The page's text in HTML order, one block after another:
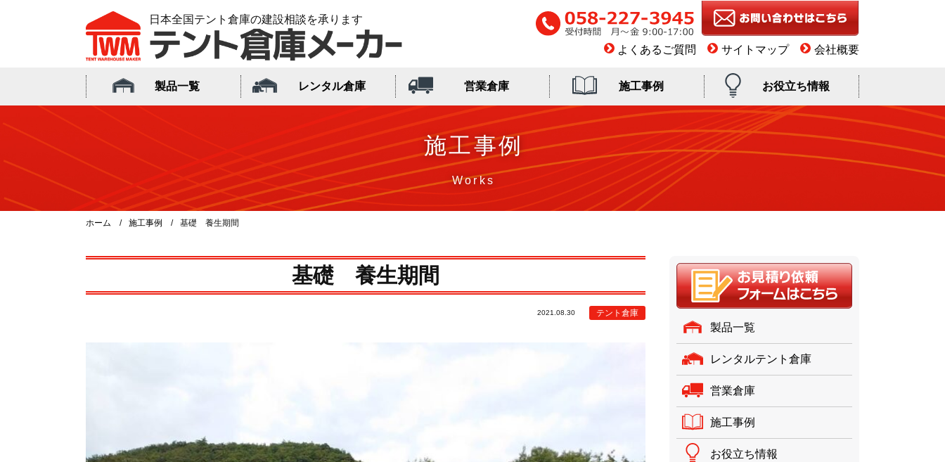
日本全国テント倉庫の建設相談を承ります
よくあるご質問 サイトマップ 会社概要
製品一覧 レンタル倉庫 営業倉庫 施工事例 お役立ち情報
施工事例
ホーム 施工事例 基礎 養生期間
基礎 養生期間
2021.08.30 テント倉庫
製品一覧
レンタルテント倉庫
営業倉庫
施工事例
お役立ち情報